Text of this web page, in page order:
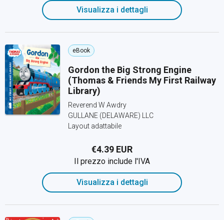
Visualizza i dettagli
eBook
Gordon the Big Strong Engine
(Thomas & Friends My First Railway
Library)
Reverend W Awdry
GULLANE (DELAWARE) LLC
Layout adattabile
€4.39 EUR
Il prezzo include l'IVA
Visualizza i dettagli